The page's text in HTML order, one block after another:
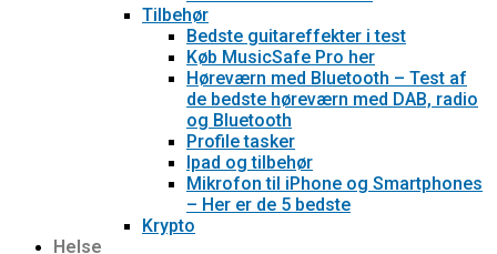
Tilbehør
Bedste guitareffekter i test
Køb MusicSafe Pro her
Høreværn med Bluetooth – Test af
de bedste høreværn med DAB, radio
og Bluetooth
Profile tasker
Ipad og tilbehør
Mikrofon til iPhone og Smartphones
– Her er de 5 bedste
Krypto
Helse